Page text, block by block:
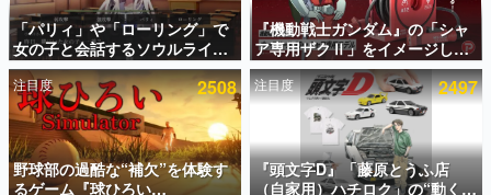
アプリセール情報
インタビュー
連載・特集一覧
殿堂入り記事
SNS拡散数が数千以上！ ページビュー数万以上！ などな
ど。多くの人々に読まれた、電ファミ渾身の“殿堂入り”記
「パリィ」や「ローリング」で
女の子と会話するソウルライク
恋愛ゲーム『小早川さんはソウ
ルライク』無料公開。返事に失
敗すると「YOU DIED」
『機動戦士ガンダム』の「シャ
ア専用ザクⅡ」をイメージした
散水ホースリールが予約開始。
本体にはシャアのパーソナルマ
ークやジオン公国軍のエンブレ
ム、型式番号などを配置
注目度 2508
野球部の過酷な“補欠”を体験す
るゲーム『球ひろい
注目度 2497
『頭文字D』「藤原とうふ店
（自家用）ハチロク」の“動くテ